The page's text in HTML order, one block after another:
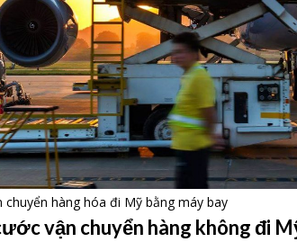
chuyển hàng hóa đi Mỹ bằng máy bay
vận chuyển hàng không đi